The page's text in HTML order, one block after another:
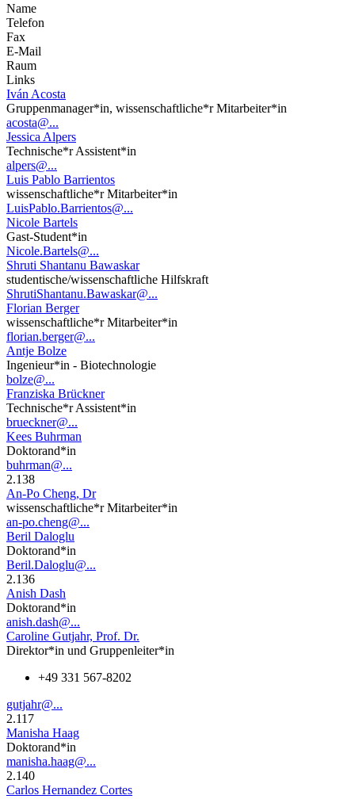
Name
Telefon
Fax
E-Mail
Raum
Links
Iván Acosta
Gruppenmanager*in, wissenschaftliche*r Mitarbeiter*in
acosta@...
Jessica Alpers
Technische*r Assistent*in
alpers@...
Luis Pablo Barrientos
wissenschaftliche*r Mitarbeiter*in
LuisPablo.Barrientos@...
Nicole Bartels
Gast-Student*in
Nicole.Bartels@...
Shruti Shantanu Bawaskar
studentische/wissenschaftliche Hilfskraft
ShrutiShantanu.Bawaskar@...
Florian Berger
wissenschaftliche*r Mitarbeiter*in
florian.berger@...
Antje Bolze
Ingenieur*in - Biotechnologie
bolze@...
Franziska Brückner
Technische*r Assistent*in
brueckner@...
Kees Buhrman
Doktorand*in
buhrman@...
2.138
An-Po Cheng, Dr
wissenschaftliche*r Mitarbeiter*in
an-po.cheng@...
Beril Daloglu
Doktorand*in
Beril.Daloglu@...
2.136
Anish Dash
Doktorand*in
anish.dash@...
Caroline Gutjahr, Prof. Dr.
Direktor*in und Gruppenleiter*in
+49 331 567-8202
gutjahr@...
2.117
Manisha Haag
Doktorand*in
manisha.haag@...
2.140
Carlos Hernandez Cortes